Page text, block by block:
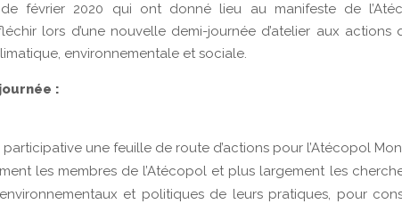
de février 2020 qui ont donné lieu au manifeste de
lors d’une nouvelle demi-journée d’atelier aux actions
environnementale et sociale.
:
une feuille de route d’actions pour l’Atécopol
les membres de l’Atécopol et plus largement les
et politiques de leurs pratiques, pour